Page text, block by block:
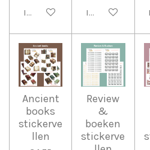
In winkelwagenIn
Ancient
books
stickerve
llen
Review
&
boeken
stickerve